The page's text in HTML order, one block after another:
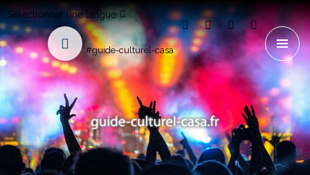
Sélectionner une langue
#guide-culturel-casa